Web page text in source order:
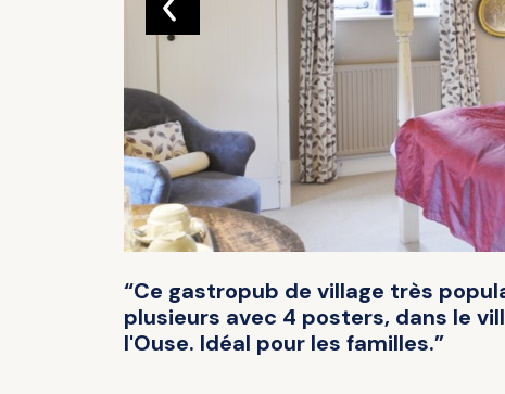
“Ce gastropub de village très
plusieurs avec 4 posters, dans le
l'Ouse. Idéal pour les familles.”